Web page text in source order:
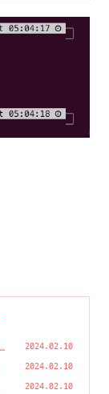
2024.02.10
2024.02.10
2024.02.10